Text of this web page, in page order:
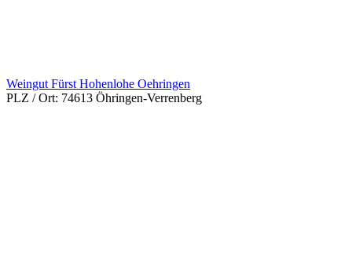
Weingut Fürst Hohenlohe Oehringen
PLZ / Ort: 74613 Öhringen-Verrenberg